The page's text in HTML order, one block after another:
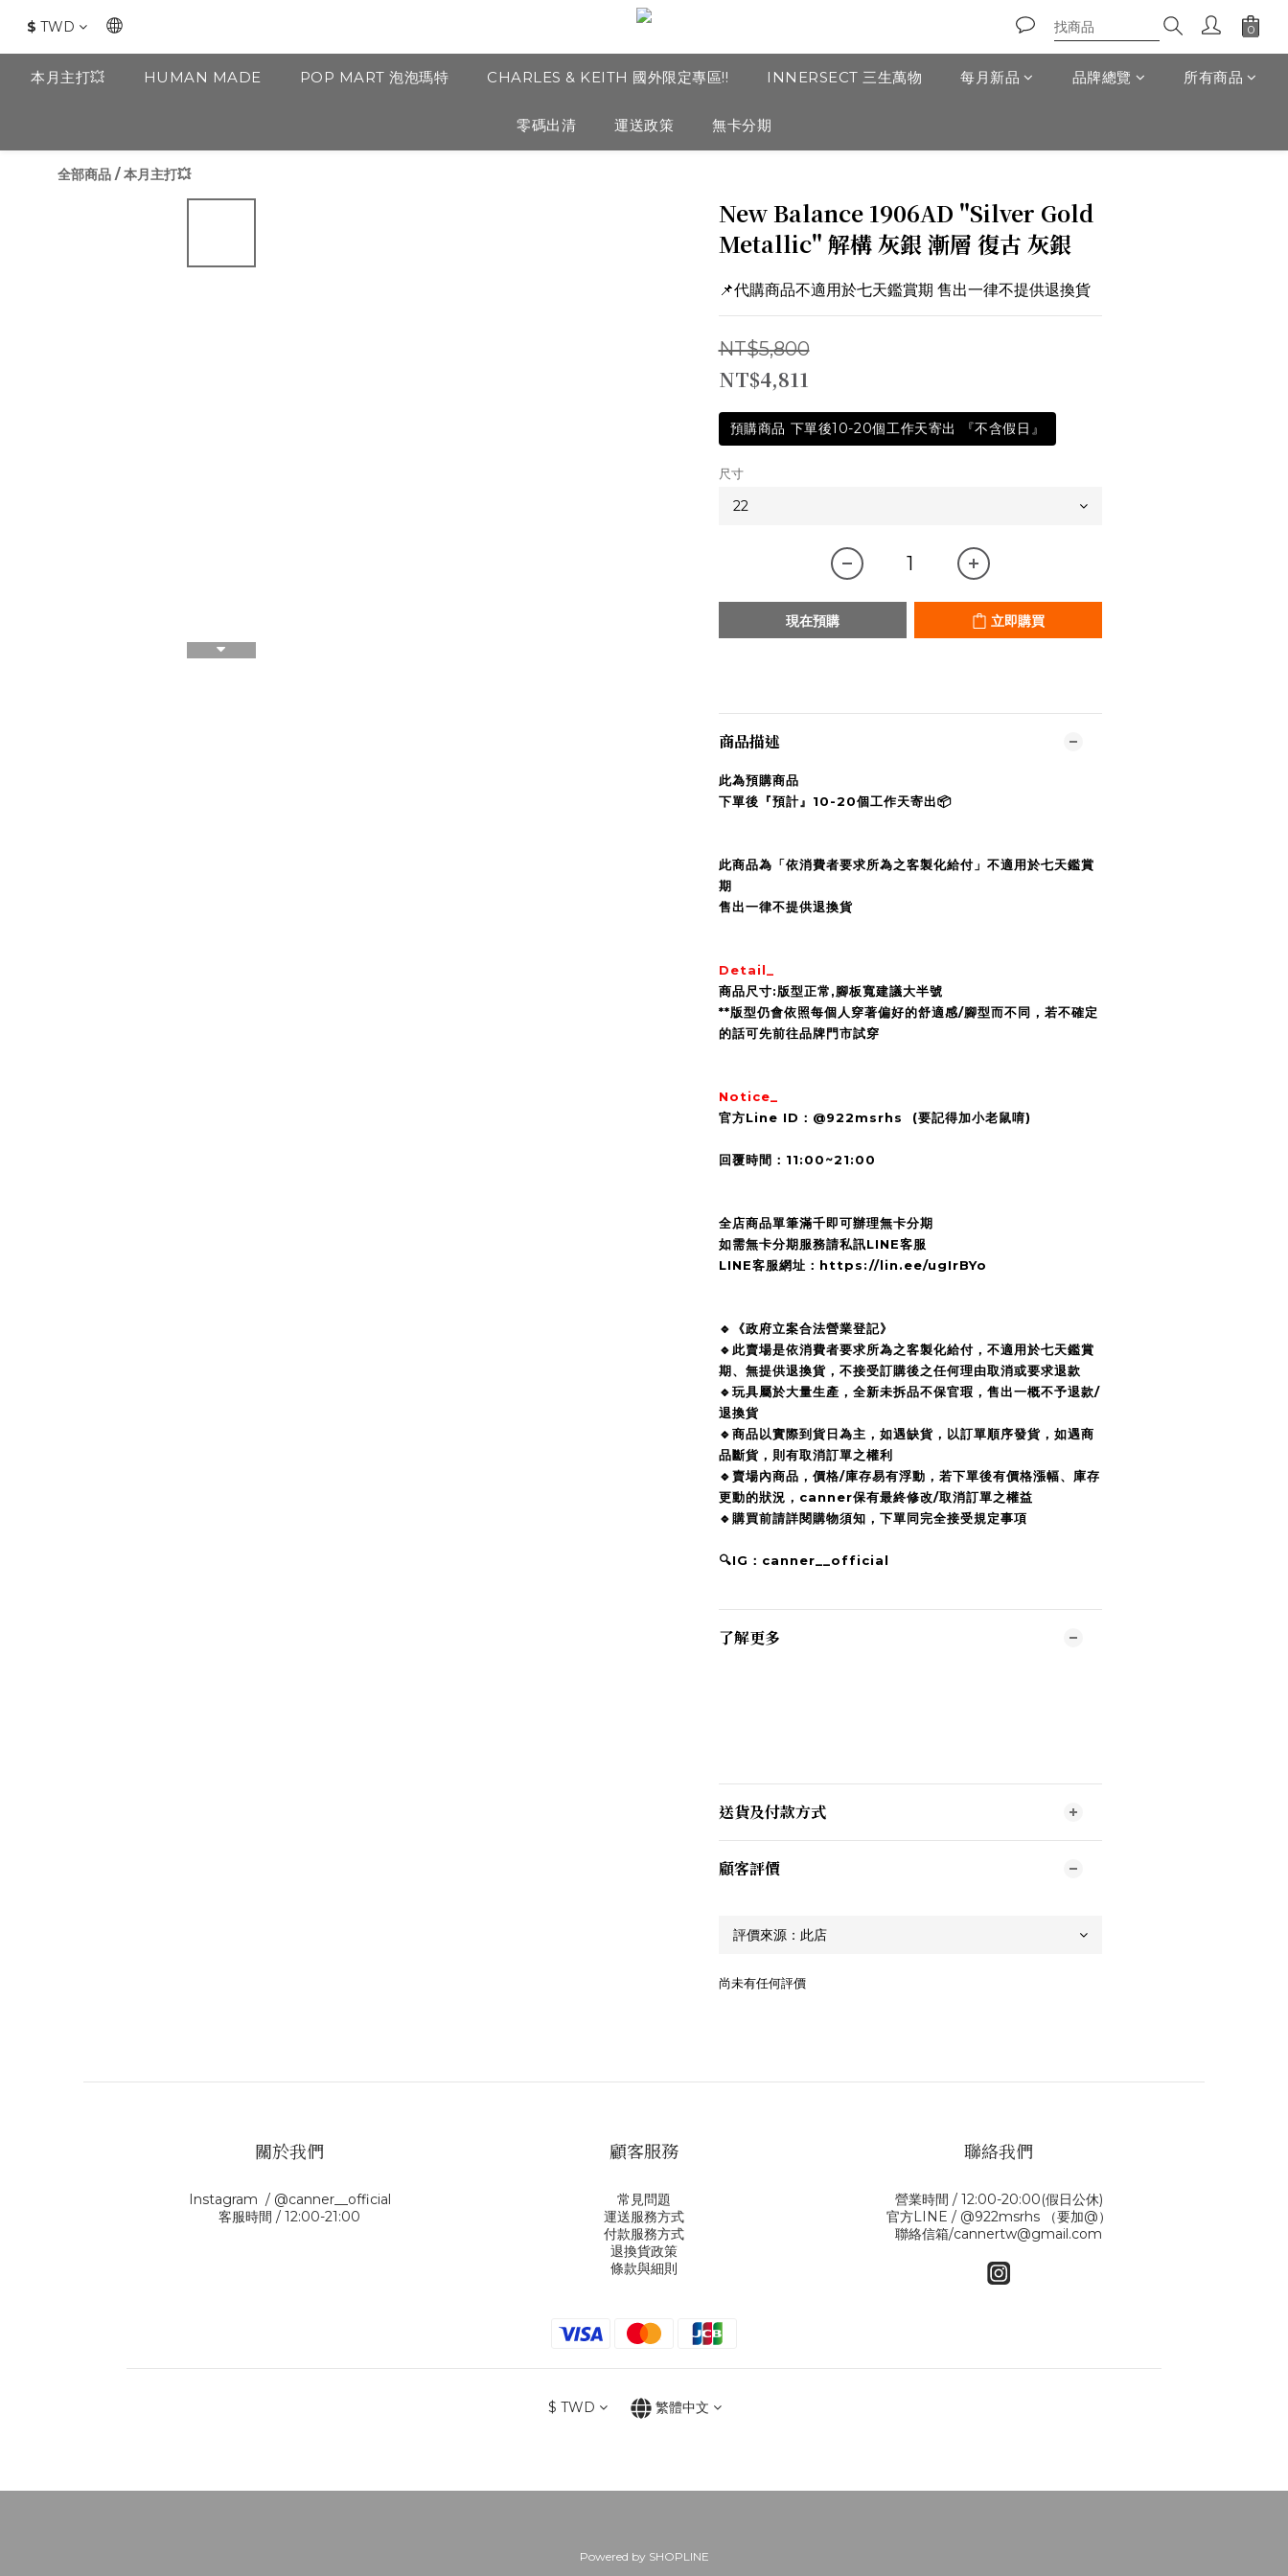
$ TWD
本月主打💥 HUMAN MADE POP MART 泡泡瑪特 CHARLES & KEITH 國外限定專區!! INNERSECT 三生萬物 每月新品 品牌總覽 所有商品
零碼出清 運送政策 無卡分期
全部商品 /本月主打💥
New Balance 1906AD "Silver Gold
Metallic" 解構 灰銀 漸層 復古 灰銀
📌代購商品不適用於七天鑑賞期 售出一律不提供退換貨
NT$5,800
NT$4,811
預購商品 下單後10-20個工作天寄出 『不含假日』
尺寸
現在預購 立即購買
商品描述
此為預購商品
下單後『預計』10-20個工作天寄出📦
此商品為「依消費者要求所為之客製化給付」不適用於七天鑑賞
期
售出一律不提供退換貨
Detail_
商品尺寸:版型正常,腳板寬建議大半號
**版型仍會依照每個人穿著偏好的舒適感/腳型而不同，若不確定
的話可先前往品牌門市試穿
Notice_
官方Line ID：@922msrhs (要記得加小老鼠唷)
回覆時間：11:00~21:00
全店商品單筆滿千即可辦理無卡分期
如需無卡分期服務請私訊LINE客服
LINE客服網址：https://lin.ee/ugIrBYo
🔹《政府立案合法營業登記》
🔹此賣場是依消費者要求所為之客製化給付，不適用於七天鑑賞
期、無提供退換貨，不接受訂購後之任何理由取消或要求退款
🔹玩具屬於大量生產，全新未拆品不保官瑕，售出一概不予退款/
退換貨
🔹商品以實際到貨日為主，如遇缺貨，以訂單順序發貨，如遇商
品斷貨，則有取消訂單之權利
🔹賣場內商品，價格/庫存易有浮動，若下單後有價格漲幅、庫存
更動的狀況，canner保有最終修改/取消訂單之權益
🔹購買前請詳閱購物須知，下單同完全接受規定事項
🔍IG：canner__official
了解更多
送貨及付款方式
顧客評價
尚未有任何評價
關於我們
Instagram / @canner__official
客服時間 / 12:00-21:00
顧客服務
常見問題
運送服務方式
付款服務方式
退換貨政策
條款與細則
聯絡我們
營業時間 / 12:00-20:00(假日公休)
官方LINE / @922msrhs （要加@）
聯絡信箱/cannertw@gmail.com
$ TWD 繁體中文
Powered by SHOPLINE